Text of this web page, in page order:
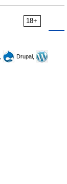
18+
Drupal,